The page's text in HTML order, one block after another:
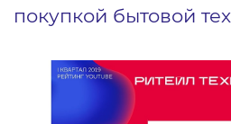
покупкой бытовой